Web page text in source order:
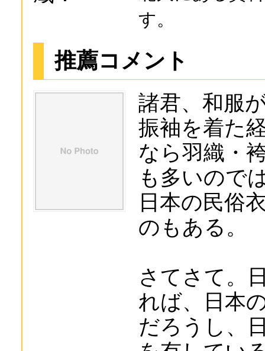
す。
推薦コメント
諸君、和服
振袖を着た
なら羽織・
も多いので
日本の民俗
のもある。
さてさて。
れば、日本
だろうし、